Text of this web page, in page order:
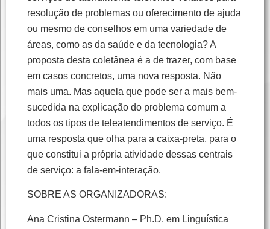
resolução de problemas ou oferecimento de ajuda
ou mesmo de conselhos em uma variedade de
áreas, como as da saúde e da tecnologia? A
proposta desta coletânea é a de trazer, com base
em casos concretos, uma nova resposta. Não
mais uma. Mas aquela que pode ser a mais bem-
sucedida na explicação do problema comum a
todos os tipos de teleatendimentos de serviço. É
uma resposta que olha para a caixa-preta, para o
que constitui a própria atividade dessas centrais
de serviço: a fala-em-interação.
SOBRE AS ORGANIZADORAS:
Ana Cristina Ostermann – Ph.D. em Linguística